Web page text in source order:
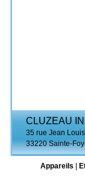
CLUZEAU
35 rue Jean
33220 Sainte-
Appareils